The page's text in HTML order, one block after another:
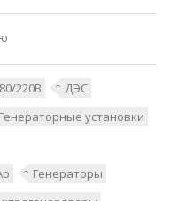
220В
ДЭС
Генераторные установки
Генераторы